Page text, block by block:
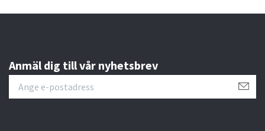
Anmäl dig till vår nyhetsbrev